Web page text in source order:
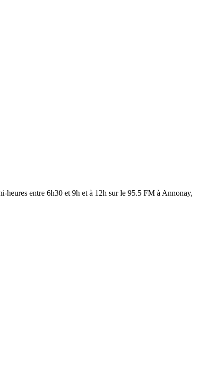
heures entre 6h30 et 9h et à 12h sur le 95.5 FM à Annonay,